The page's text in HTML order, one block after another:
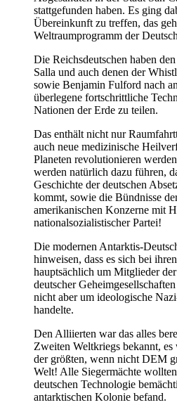
stattgefunden haben. Es ging
Übereinkunft zu treffen, das
Weltraumprogramm der
Die Reichsdeutschen haben
Salla und auch denen der
sowie Benjamin Fulford nach
überlegene fortschrittliche
Nationen der Erde zu teilen.
Das enthält nicht nur
auch neue medizinische
Planeten revolutionieren
werden natürlich dazu führen,
Geschichte der deutschen
kommt, sowie die Bündnisse
amerikanischen Konzerne mit
nationalsozialistischer Partei!
Die modernen Antarktis-
hinweisen, dass es sich bei
hauptsächlich um Mitglieder
deutscher
nicht aber um ideologische
handelte.
Den Alliierten war das alles
Zweiten Weltkriegs bekannt,
der größten, wenn nicht DEM
Welt! Alle Siegermächte
deutschen Technologie
antarktischen Kolonie befand.